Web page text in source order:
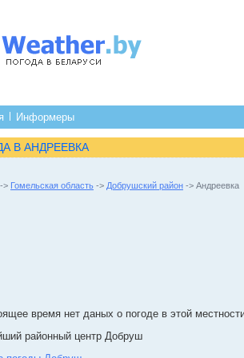
Информеры
В АНДРЕЕВКА
-> Гомельская область -> Добрушский район -> Андреевка
время нет даных о погоде в этой
районный центр Добруш